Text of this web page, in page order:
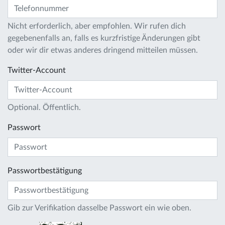
Nicht erforderlich, aber empfohlen. Wir rufen dich
gegebenenfalls an, falls es kurzfristige Änderungen gibt
oder wir dir etwas anderes dringend mitteilen müssen.
Twitter-Account
Optional. Öffentlich.
Passwort
Passwortbestätigung
Gib zur Verifikation dasselbe Passwort ein wie oben.